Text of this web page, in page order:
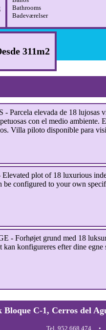
Bathrooms
Badeværelser
311m2
Parcela elevada de 18 lujosas
con el medio ambiente.
Villa piloto disponible para
plot of 18 luxurious
be configured to your own
Forhøjet grund med 18
konfigureres efter dine
Bloque C-1, Cerros del
Tel. 952 668 474